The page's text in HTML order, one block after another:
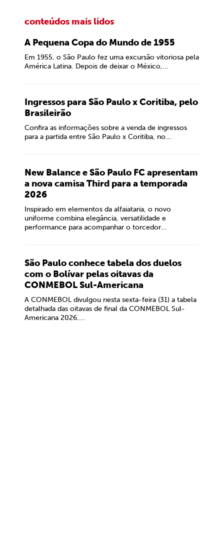
conteúdos mais lidos
A Pequena Copa do Mundo de 1955
Em 1955, o São Paulo fez uma excursão vitoriosa pela
América Latina. Depois de deixar o México,...
Ingressos para São Paulo x Coritiba, pelo
Brasileirão
Confira as informações sobre a venda de ingressos
para a partida entre São Paulo x Coritiba, no...
New Balance e São Paulo FC apresentam
a nova camisa Third para a temporada
2026
Inspirado em elementos da alfaiataria, o novo
uniforme combina elegância, versatilidade e
performance para acompanhar o torcedor...
São Paulo conhece tabela dos duelos
com o Bolívar pelas oitavas da
CONMEBOL Sul-Americana
A CONMEBOL divulgou nesta sexta-feira (31) a tabela
detalhada das oitavas de final da CONMEBOL Sul-
Americana 2026....